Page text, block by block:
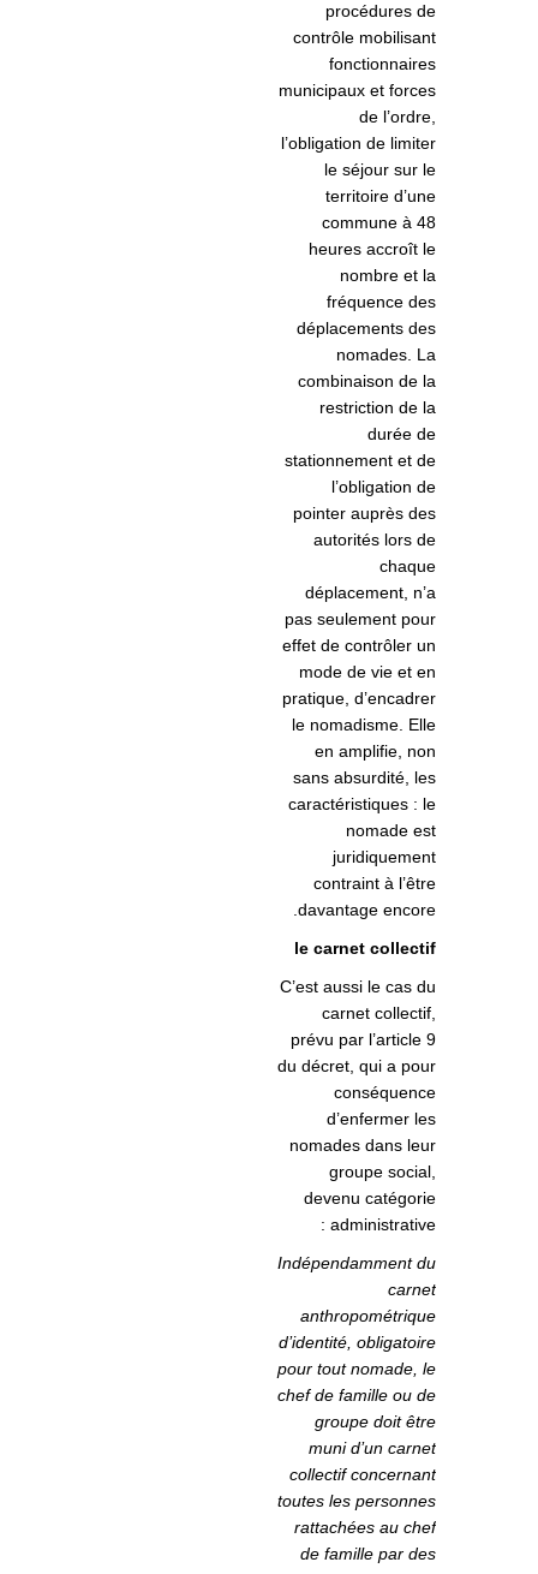
procédures de
contrôle mobilisant
fonctionnaires
municipaux et forces
de l’ordre,
l’obligation de limiter
le séjour sur le
territoire d’une
commune à 48
heures accroît le
nombre et la
fréquence des
déplacements des
nomades. La
combinaison de la
restriction de la
durée de
stationnement et de
l’obligation de
pointer auprès des
autorités lors de
chaque
déplacement, n’a
pas seulement pour
effet de contrôler un
mode de vie et en
pratique, d’encadrer
le nomadisme. Elle
en amplifie, non
sans absurdité, les
caractéristiques : le
nomade est
juridiquement
contraint à l’être
davantage encore.
le carnet collectif
C’est aussi le cas du
carnet collectif,
prévu par l’article 9
du décret, qui a pour
conséquence
d’enfermer les
nomades dans leur
groupe social,
devenu catégorie
administrative :
Indépendamment du
carnet
anthropométrique
d’identité, obligatoire
pour tout nomade, le
chef de famille ou de
groupe doit être
muni d’un carnet
collectif concernant
toutes les personnes
rattachées au chef
de famille par des